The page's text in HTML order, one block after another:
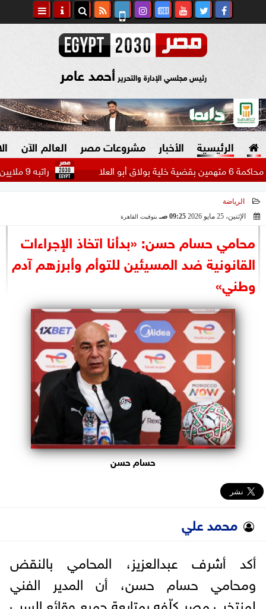
رئيس مجلسي الإدارة والتحرير أحمد عامر
الرئيسية الأخبار
السياسة
الرئاسة
الوزارات
الأحزاب
مشروعات مصر العالم الآن
راتبه 9 ملايين دولار.. بيراميدز يتحرك لضم مهاجم الاتحاد السعودي...
الرياضة
الإثنين، 25 مايو 2026
09:25 صـ بتوقيت القاهرة
محامي حسام حسن: «بدأنا اتخاذ الإجراءات
القانونية ضد المسيئين للتوأم وأبرزهم آدم
وطني»
حسام حسن
محمد علي
أكد أشرف عبدالعزيز، المحامي بالنقض
ومحامي حسام حسن، أن المدير الفني
لمنتخب مصر كلّفه بمتابعة جميع وقائع السب